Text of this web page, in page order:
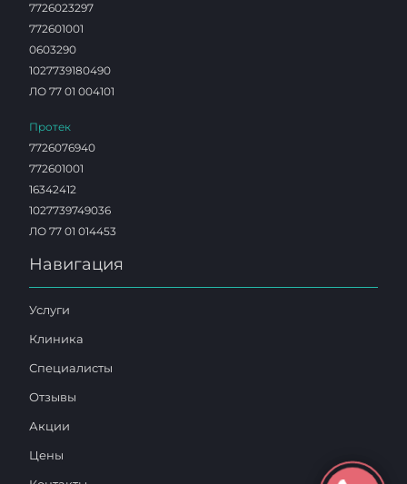
7726023297
772601001
0603290
1027739180490
ЛО 77 01 004101
Протек
7726076940
772601001
16342412
1027739749036
ЛО 77 01 014453
Навигация
Услуги
Клиника
Специалисты
Отзывы
Акции
Цены